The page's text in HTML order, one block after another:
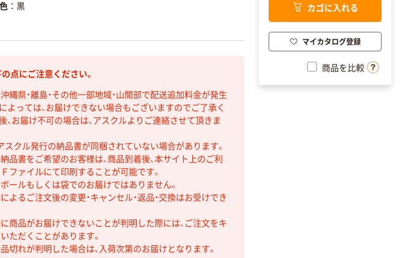
色
黒
点にご注意ください。
縄県・離島・その他一部地域・山間部で配送追加料金が発生
よっては、お届けできない場合もございますのでご了承く
、お届け不可の場合は、アスクルよりご連絡させて頂きま
スクル発行の納品書が同梱されていない場合があります。
品書をご希望のお客様は、商品到着後、本サイト上のご利
ファイルにて印刷することが可能です。
ールもしくは袋でのお届けではありません。
よるご注文後の変更・キャンセル・返品・交換はお受けでき
商品がお届けできないことが判明した際には、ご注文をキ
ただくことがあります。
切れが判明した場合は、入荷次第のお届けとなります。
カゴに入れる
マイカタログ登録
商品を比較